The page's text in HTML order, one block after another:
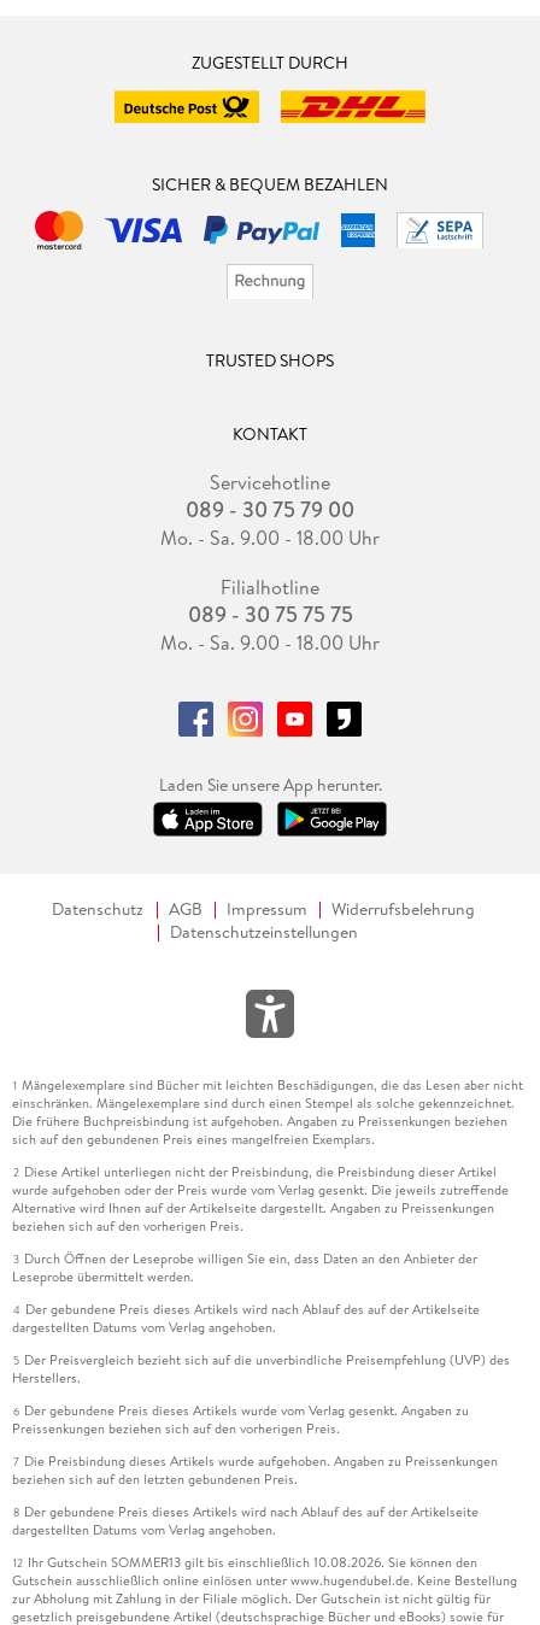
ZUGESTELLT DURCH
SICHER & BEQUEM BEZAHLEN
TRUSTED SHOPS
KONTAKT
Servicehotline
089 - 30 75 79 00
Mo. - Sa. 9.00 - 18.00 Uhr
Filialhotline
089 - 30 75 75 75
Mo. - Sa. 9.00 - 18.00 Uhr
Laden Sie unsere App herunter.
Datenschutz AGB Impressum
Widerrufsbelehrung
Datenschutzeinstellungen
1 Mängelexemplare sind Bücher mit leichten Beschädigungen, die das Lesen aber nicht
einschränken. Mängelexemplare sind durch einen Stempel als solche gekennzeichnet.
Die frühere Buchpreisbindung ist aufgehoben. Angaben zu Preissenkungen beziehen
sich auf den gebundenen Preis eines mangelfreien Exemplars.
2 Diese Artikel unterliegen nicht der Preisbindung, die Preisbindung dieser Artikel
wurde aufgehoben oder der Preis wurde vom Verlag gesenkt. Die jeweils zutreffende
Alternative wird Ihnen auf der Artikelseite dargestellt. Angaben zu Preissenkungen
beziehen sich auf den vorherigen Preis.
3 Durch Öffnen der Leseprobe willigen Sie ein, dass Daten an den Anbieter der
Leseprobe übermittelt werden.
4 Der gebundene Preis dieses Artikels wird nach Ablauf des auf der Artikelseite
dargestellten Datums vom Verlag angehoben.
5 Der Preisvergleich bezieht sich auf die unverbindliche Preisempfehlung (UVP) des
Herstellers.
6 Der gebundene Preis dieses Artikels wurde vom Verlag gesenkt. Angaben zu
Preissenkungen beziehen sich auf den vorherigen Preis.
7 Die Preisbindung dieses Artikels wurde aufgehoben. Angaben zu Preissenkungen
beziehen sich auf den letzten gebundenen Preis.
8 Der gebundene Preis dieses Artikels wird nach Ablauf des auf der Artikelseite
dargestellten Datums vom Verlag angehoben.
12 Ihr Gutschein SOMMER13 gilt bis einschließlich 10.08.2026. Sie können den
Gutschein ausschließlich online einlösen unter www.hugendubel.de. Keine Bestellung
zur Abholung mit Zahlung in der Filiale möglich. Der Gutschein ist nicht gültig für
gesetzlich preisgebundene Artikel (deutschsprachige Bücher und eBooks) sowie für